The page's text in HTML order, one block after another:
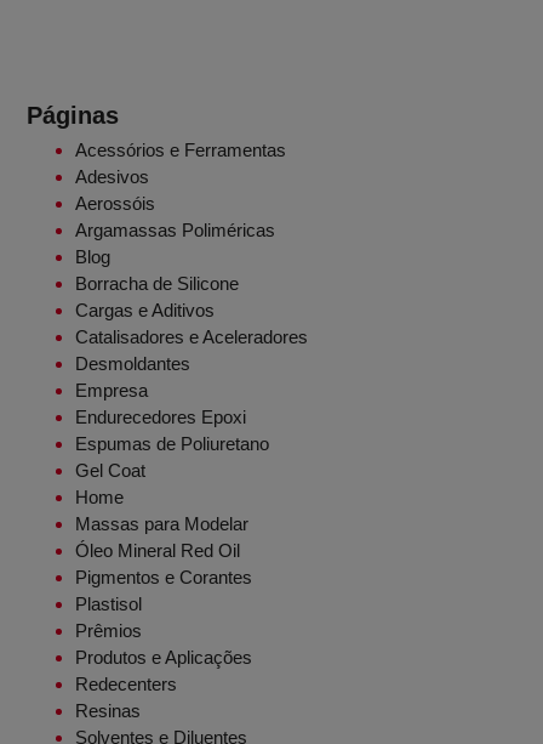
Páginas
Acessórios e Ferramentas
Adesivos
Aerossóis
Argamassas Poliméricas
Blog
Borracha de Silicone
Cargas e Aditivos
Catalisadores e Aceleradores
Desmoldantes
Empresa
Endurecedores Epoxi
Espumas de Poliuretano
Gel Coat
Home
Massas para Modelar
Óleo Mineral Red Oil
Pigmentos e Corantes
Plastisol
Prêmios
Produtos e Aplicações
Redecenters
Resinas
Solventes e Diluentes